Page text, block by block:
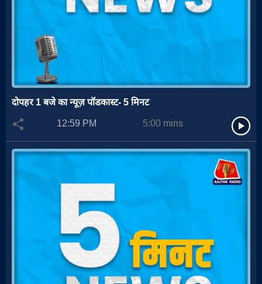
दोपहर 1 बजे का न्यूज़ पॉडकास्ट- 5 मिनट
12:59 PM
5:00 mins